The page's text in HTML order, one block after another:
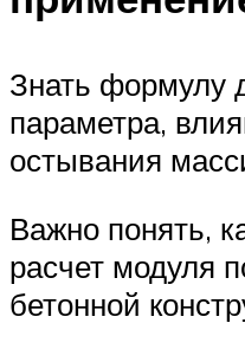
Знать формулу
параметра,
остывания
Важно понять,
расчет модуля
бетонной